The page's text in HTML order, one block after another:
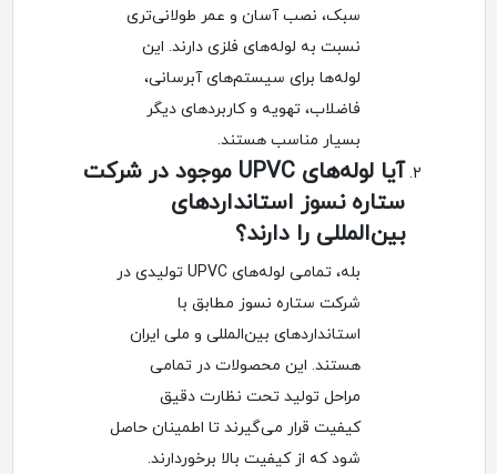
سبک، نصب آسان و عمر طولانی‌تری
نسبت به لوله‌های فلزی دارند. این
لوله‌ها برای سیستم‌های آبرسانی،
فاضلاب، تهویه و کاربردهای دیگر
بسیار مناسب هستند.
آیا لوله‌های UPVC موجود در شرکت
ستاره نسوز استانداردهای
بین‌المللی را دارند؟
بله، تمامی لوله‌های UPVC تولیدی در
شرکت ستاره نسوز مطابق با
استانداردهای بین‌المللی و ملی ایران
هستند. این محصولات در تمامی
مراحل تولید تحت نظارت دقیق
کیفیت قرار می‌گیرند تا اطمینان حاصل
شود که از کیفیت بالا برخوردارند.